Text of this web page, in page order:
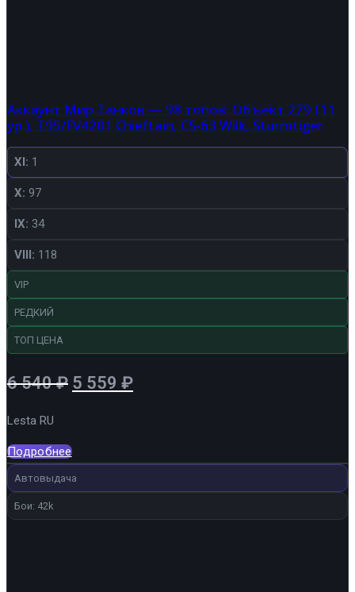
Аккаунт Мир Танков — 98 топов: Объект 279 (11
ур.), T95/FV4201 Chieftain, CS-63 Wilk, Sturmtiger
XI: 1
X: 97
IX: 34
VIII: 118
VIP
РЕДКИЙ
ТОП ЦЕНА
6 540₽ Первоначальная
6
540 ₽.
5 559 ₽Текущая
Lesta RU
Подробнее
Автовыдача
Бои: 42k